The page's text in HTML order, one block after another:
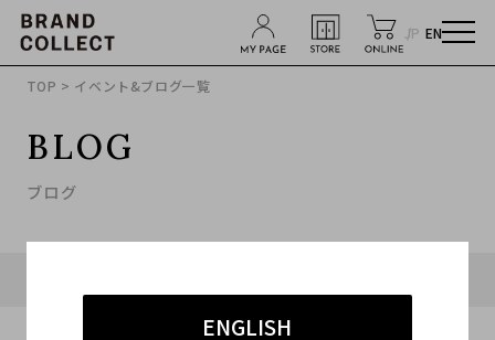
JP EN
ENGLISH
TOP > イベント&ブログ一覧
BLOG
ブログ